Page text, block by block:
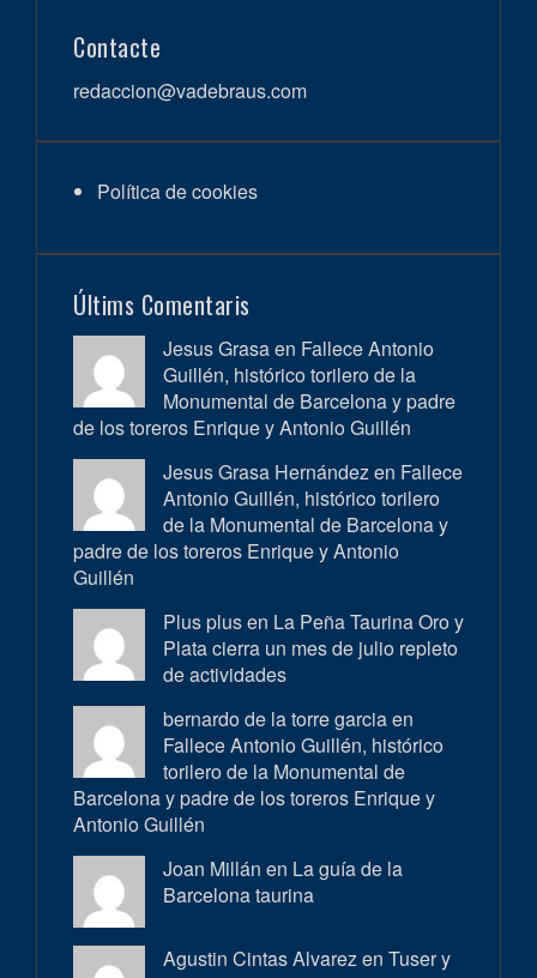
Contacte
redaccion@vadebraus.com
Política de cookies
Últims Comentaris
Jesus Grasa en Fallece Antonio
Guillén, histórico torilero de la
Monumental de Barcelona y padre
de los toreros Enrique y Antonio Guillén
Jesus Grasa Hernández en Fallece
Antonio Guillén, histórico torilero
de la Monumental de Barcelona y
padre de los toreros Enrique y Antonio
Guillén
Plus plus en La Peña Taurina Oro y
Plata cierra un mes de julio repleto
de actividades
bernardo de la torre garcia en
Fallece Antonio Guillén, histórico
torilero de la Monumental de
Barcelona y padre de los toreros Enrique y
Antonio Guillén
Joan Millán en La guía de la
Barcelona taurina
Agustin Cintas Alvarez en Tuser y